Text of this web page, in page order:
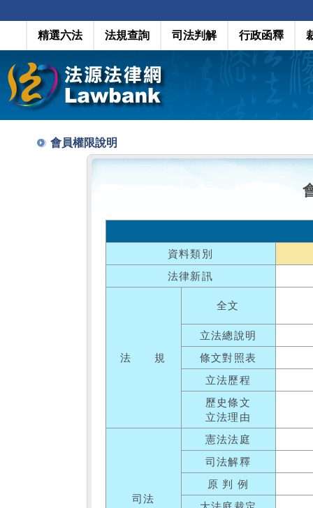
精選六法 法規查詢 司法判解 行政函釋
會員權限說明
資料類別
法律新訊
法 規
全文
立法總說明
條文對照表
立法歷程
歷史條文
立法理由
司法
憲法法庭
司法解釋
原 判 例